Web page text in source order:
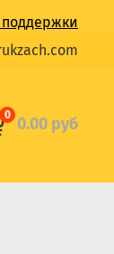
поддержки
0 0.00 руб